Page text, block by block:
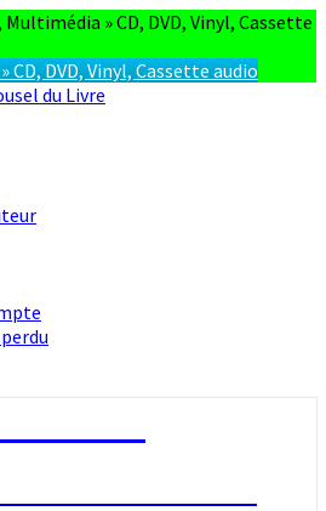
» CD, DVD, Vinyl, Cassette
CD, DVD, Vinyl, Cassette audio
du Livre